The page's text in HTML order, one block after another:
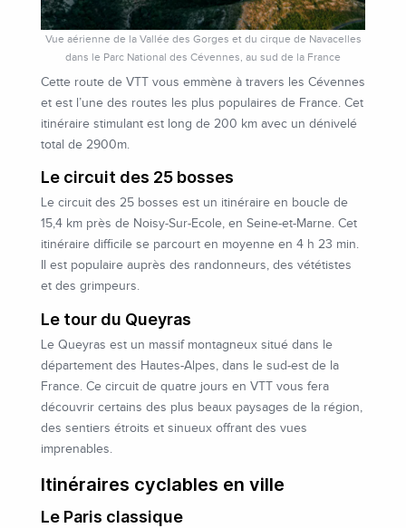
Vue aérienne de la Vallée des Gorges et du cirque de Navacelles
dans le Parc National des Cévennes, au sud de la France
Cette route de VTT vous emmène à travers les Cévennes
et est l’une des routes les plus populaires de France. Cet
itinéraire stimulant est long de 200 km avec un dénivelé
total de 2900m.
Le circuit des 25 bosses
Le circuit des 25 bosses est un itinéraire en boucle de
15,4 km près de Noisy-Sur-Ecole, en Seine-et-Marne. Cet
itinéraire difficile se parcourt en moyenne en 4 h 23 min.
Il est populaire auprès des randonneurs, des vététistes
et des grimpeurs.
Le tour du Queyras
Le Queyras est un massif montagneux situé dans le
département des Hautes-Alpes, dans le sud-est de la
France. Ce circuit de quatre jours en VTT vous fera
découvrir certains des plus beaux paysages de la région,
des sentiers étroits et sinueux offrant des vues
imprenables.
Itinéraires cyclables en ville
Le Paris classique